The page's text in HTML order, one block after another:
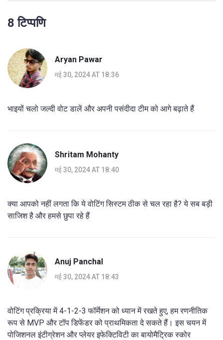
8 टिप्पणि
Aryan Pawar
मई 30, 2024 AT 18:36
भाइयों चलो जल्दी वोट डालें और अपनी पसंदीदा टीम को आगे बढ़ाते हैं
Shritam Mohanty
मई 30, 2024 AT 18:40
क्या आपको नहीं लगता कि ये वोटिंग सिस्टम ठीक से चल रहा है? ये सब बड़ी
साजिश है और हमसे छुपा रहे हैं
Anuj Panchal
मई 30, 2024 AT 18:43
वोटिंग प्रक्रिया में 4-1-2-3 फॉर्मेशन को ध्यान में रखते हुए, हम रणनीतिक
रूप से MVP और टॉप डिफेंडर को प्राथमिकता दे सकते हैं। इस चयन में
पोजिशनल इंटीग्रेशन और प्लेयर इफेक्टिविटी का बायोमैट्रिक स्कोर